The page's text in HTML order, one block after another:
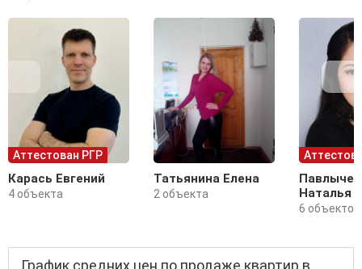
Аттестован РГР
Карась Евгений
4 объекта
Татьянина Елена
2 объекта
Наталья
6 объектов
График средних цен по продаже квартир в